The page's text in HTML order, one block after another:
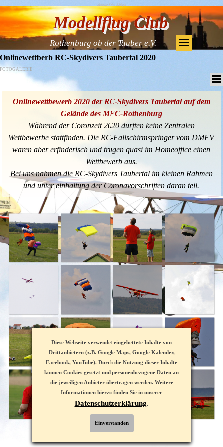
Rothenburg ob der Tauber e.V.
Modellflug Club
-Mobile Seite 320px-
Onlinewettberb RC-Skydivers Taubertal 2020
FOTOGALERIE
Onlinewettbewerb 2020 der RC-Skydivers Taubertal auf dem
Gelände des MFC-Rothenburg
Während der Coronzeit 2020 durften keine Zentralen
Wettbewerbe stattfinden. Die RC-Fallschirmspringer vom DMFV
waren aber erfinderisch und trugen quasi im Homeoffice einen
Wettbewerb aus.
Bei uns nahmen die RC-Skydivers Taubertal im kleinen Rahmen
und unter einhaltung der Coronavorschriften daran teil.
Diese Webseite verwendet eingebettete Inhalte von
Drittanbietern (z.B. Google Maps, Google Kalender,
Facebook, YouTube). Durch die Nutzung dieser Inhalte
können Cookies gesetzt und personenbezogene Daten an
die jeweiligen Anbieter übertragen werden. Weitere
Informationen hierzu finden Sie in unserer
Datenschutzerklärung.
Einverstanden